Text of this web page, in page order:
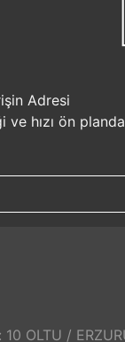
Adresi
hızı ön
Sizin için
gün
Bu
aldığınız
hizmetleri
bir
OLTU /